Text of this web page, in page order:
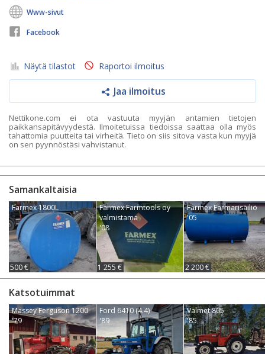
Www-sivut
Facebook
Näytä tilastot Raportoi ilmoitus
Jaa ilmoitus
Nettikone.com ei ota vastuuta myyjän antamien tietojen
paikkansapitävyydestä. Ilmoitetuissa tiedoissa saattaa olla myös
tahattomia puutteita tai virheitä. Tieto on siis sitova vasta kun myyjä
on sen pyynnöstäsi vahvistanut.
Samankaltaisia
Farmex 1800L
500 €
Farmex Farmtools oy
valmistama
'08
1 255 €
Farmex Farmarisäiliö
'05
2 200 €
Katsotuimmat
Massey Ferguson 1200
'79
Ford 6410 (4.4)
'89
Valmet 805
'85